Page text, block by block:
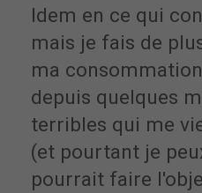
Idem en ce qui
mais je fais de
ma
depuis quelques
terribles qui me
(et pourtant je
pourrait faire